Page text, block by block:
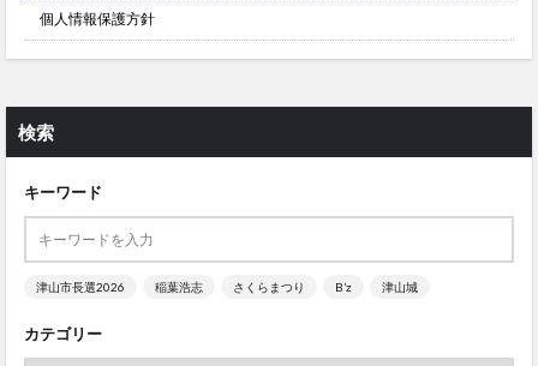
個人情報保護方針
検索
キーワード
津山市長選2026 稲葉浩志 さくらまつり B’z 津山城
カテゴリー